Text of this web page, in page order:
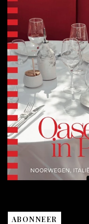
ABONNEER